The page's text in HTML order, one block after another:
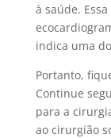
à saúde.
indica uma
Portanto,
Continue
para a
ao cirurgião